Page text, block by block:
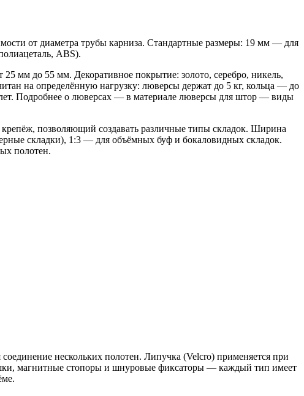
от диаметра трубы карниза. Стандартные размеры: 19 мм — для
ABS).
мм до 55 мм. Декоративное покрытие: золото, серебро, никель,
на определённую нагрузку: люверсы держат до 5 кг, кольца — до
Подробнее о люверсах — в материале люверсы для штор — виды
позволяющий создавать различные типы складок. Ширина
складки), 1:3 — для объёмных буф и бокаловидных складок.
полотен.
нескольких полотен. Липучка (Velcro) применяется при
магнитные стопоры и шнуровые фиксаторы — каждый тип имеет